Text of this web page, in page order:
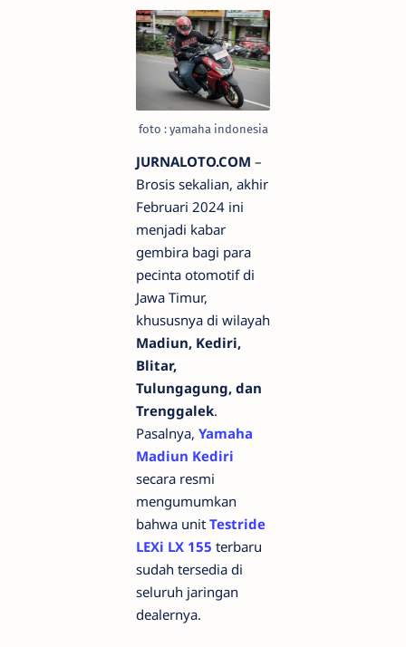
foto : yamaha indonesia
JURNALOTO.COM –
Brosis sekalian, akhir
Februari 2024 ini
menjadi kabar
gembira bagi para
pecinta otomotif di
Jawa Timur,
khususnya di wilayah
Madiun, Kediri,
Blitar,
Tulungagung, dan
Trenggalek.
Pasalnya, Yamaha
Madiun Kediri
secara resmi
mengumumkan
bahwa unit Testride
LEXi LX 155 terbaru
sudah tersedia di
seluruh jaringan
dealernya.